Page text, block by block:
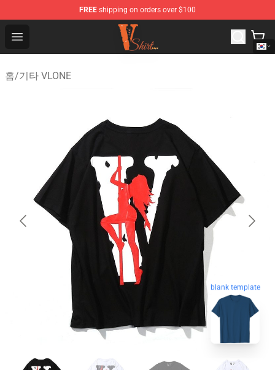
FREE shipping on orders over $100
Open menu
Vlone Shirt Store - Official Vlone Shirt Shop
홈/기타 VLONE
blank template